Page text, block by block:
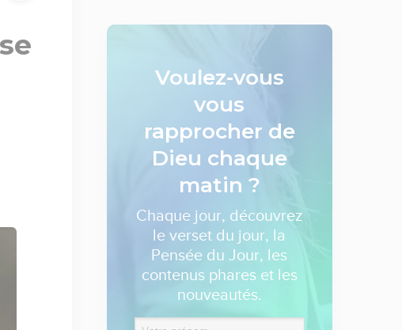
Voulez-vous
vous
rapprocher de
Dieu chaque
matin ?
Chaque jour, découvrez
le verset du jour, la
Pensée du Jour, les
contenus phares et les
nouveautés.